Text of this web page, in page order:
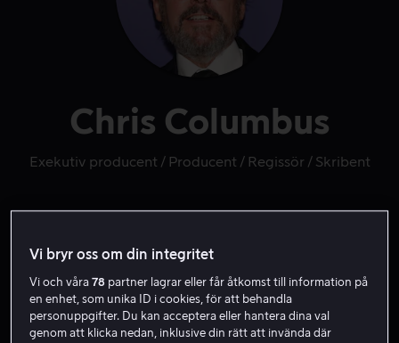
Chris Columbus
Exekutiv producent Producent Regissör Skribent
Vi bryr oss om din integritet
Vi och våra78 partner lagrar eller får åtkomst till information på
en enhet, som unika ID i cookies, för att behandla
personuppgifter. Du kan acceptera eller hantera dina val
genom att klicka nedan, inklusive din rätt att invända där